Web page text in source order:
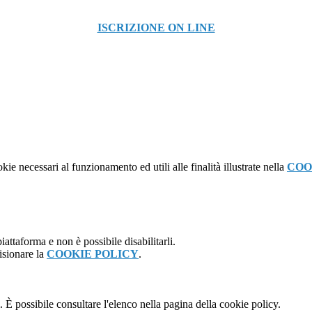
ISCRIZIONE ON LINE
necessari al funzionamento ed utili alle finalità illustrate nella
e non è possibile disabilitarli.
la COOKIE POLICY.
possibile consultare l'elenco nella pagina della cookie policy.